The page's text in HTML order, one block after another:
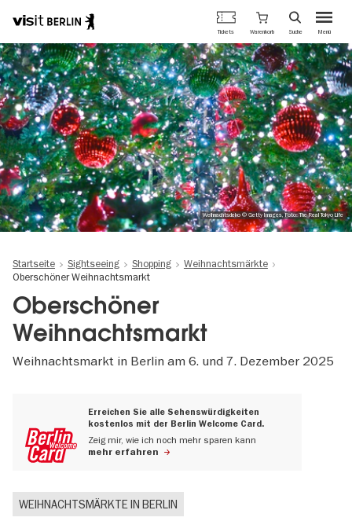
Direkt
zum
Inhalt
Berlins
offizielles
Tourismusportal
Menü
Tickets Warenkorb Suche
Weihnachtsdeko © Getty Images, Foto: The Real Tokyo Life
Startseite Sightseeing Shopping
Weihnachtsmärkte
Oberschöner Weihnachtsmarkt
Oberschöner
Weihnachtsmarkt
Weihnachtsmarkt in Berlin am 6. und 7. Dezember 2025
Erreichen Sie alle Sehenswürdigkeiten
kostenlos mit der Berlin Welcome Card.
Zeig mir, wie ich noch mehr sparen kann
mehr erfahren
WEIHNACHTSMÄRKTE IN BERLIN